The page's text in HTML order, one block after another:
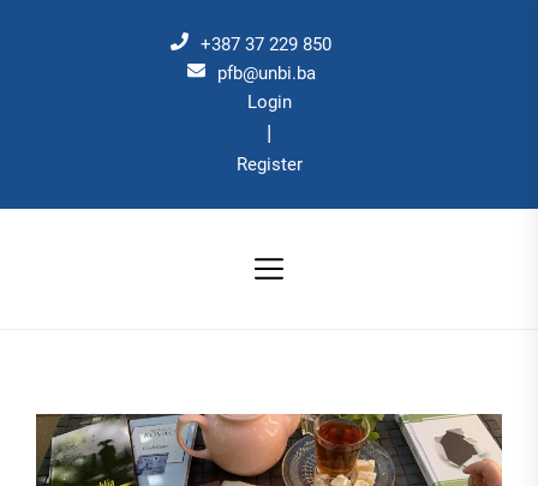
+387 37 229 850
pfb@unbi.ba
Login
|
Register